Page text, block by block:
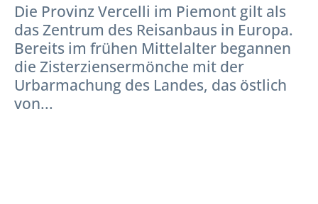
Die Provinz Vercelli im Piemont gilt als
das Zentrum des Reisanbaus in Europa.
Bereits im frühen Mittelalter begannen
die Zisterziensermönche mit der
Urbarmachung des Landes, das östlich
von...